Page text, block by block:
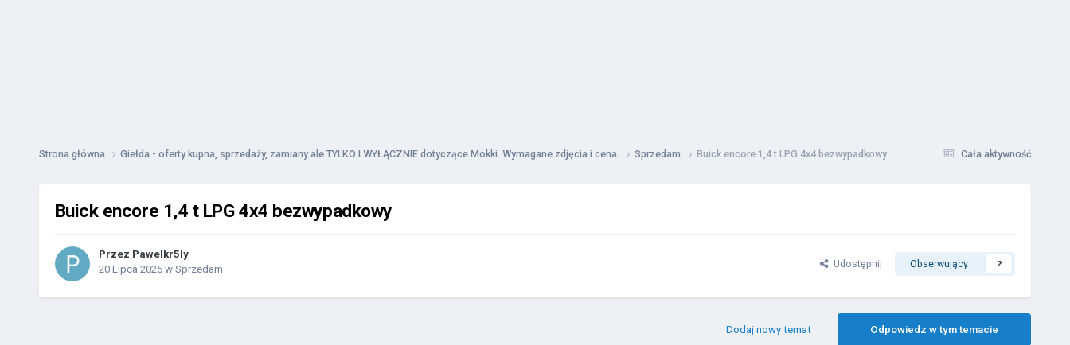
Cała aktywność
Strona główna Giełda - oferty kupna, sprzedaży, zamiany ale TYLKO I WYŁĄCZNIE dotyczące Mokki. Wymagane zdjęcia i cena. Sprzedam Buick encore 1,4 t LPG 4x4 bezwypadkowy
Buick encore 1,4 t LPG 4x4 bezwypadkowy
Przez Pawelkr5ly
20 Lipca 2025w Sprzedam Udostępnij Obserwujący 2
Odpowiedz w tym temacie
Dodaj nowy temat